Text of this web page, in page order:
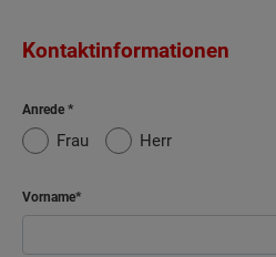
Kontaktinformationen
Anrede
Frau Herr
Vorname